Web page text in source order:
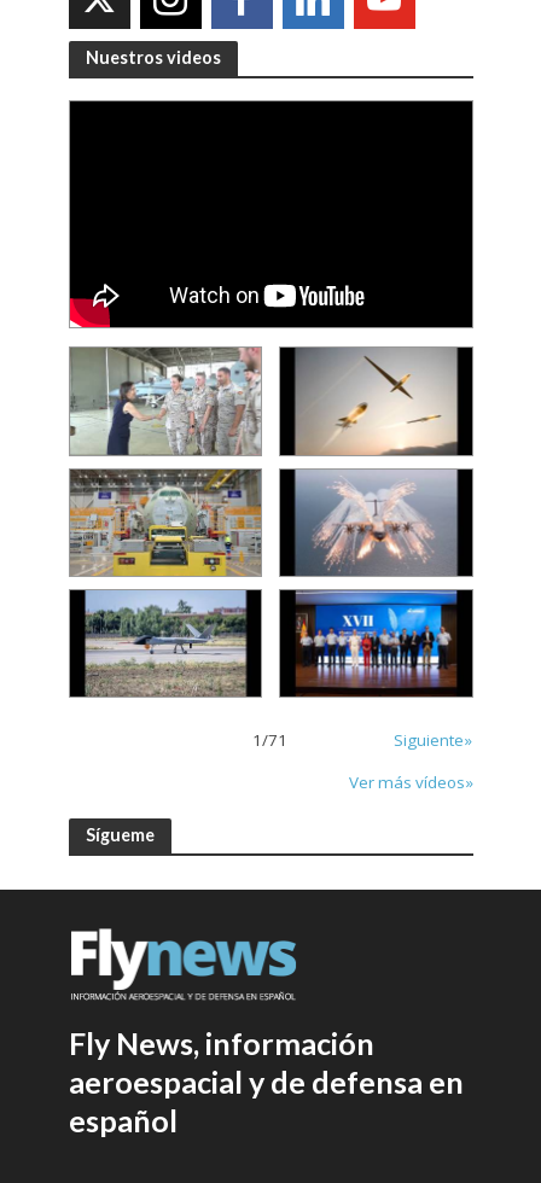
Nuestros videos
1/71
Siguiente»
Ver más vídeos»
Sígueme
Fly News, información
aeroespacial y de defensa en
español